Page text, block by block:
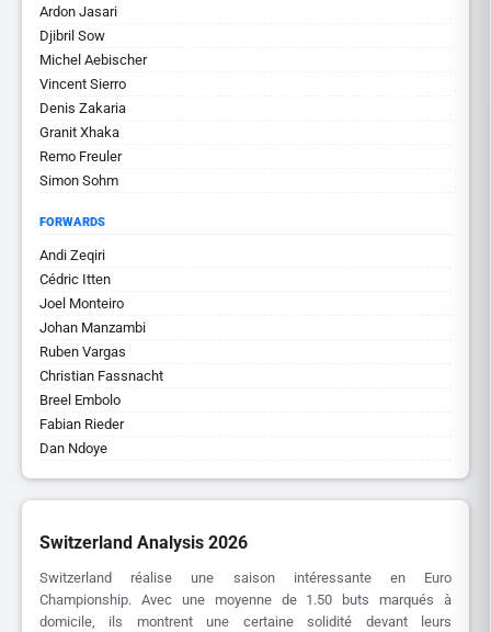
Ardon Jasari
Djibril Sow
Michel Aebischer
Vincent Sierro
Denis Zakaria
Granit Xhaka
Remo Freuler
Simon Sohm
FORWARDS
Andi Zeqiri
Cédric Itten
Joel Monteiro
Johan Manzambi
Ruben Vargas
Christian Fassnacht
Breel Embolo
Fabian Rieder
Dan Ndoye
Switzerland Analysis 2026
Switzerland réalise une saison intéressante en Euro
Championship. Avec une moyenne de 1.50 buts marqués à
domicile, ils montrent une certaine solidité devant leurs